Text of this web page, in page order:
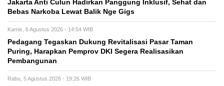
Jakarta Anti Culun Hadirkan Panggung Inklusif, Sehat dan
Bebas Narkoba Lewat Balik Nge Gigs
Kamis, 6 Agustus 2026 - 14:54 WIB
Pedagang Tegaskan Dukung Revitalisasi Pasar Taman
Puring, Harapkan Pemprov DKI Segera Realisasikan
Pembangunan
Rabu, 5 Agustus 2026 - 19:26 WIB